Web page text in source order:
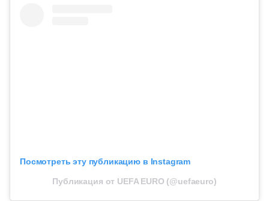
Посмотреть эту публикацию в Instagram
Публикация от UEFA EURO (@uefaeuro)